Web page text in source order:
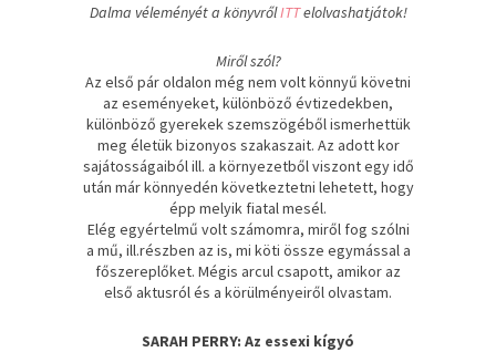
Dalma véleményét a könyvrőlITTelolvashatjátok!
Miről szól?
Az első pár oldalon még nem volt könnyű követni
az eseményeket, különböző évtizedekben,
különböző gyerekek szemszögéből ismerhettük
meg életük bizonyos szakaszait. Az adott kor
sajátosságaiból ill. a környezetből viszont egy idő
után már könnyedén következtetni lehetett, hogy
épp melyik fiatal mesél.
Elég egyértelmű volt számomra, miről fog szólni
a mű, ill.részben az is, mi köti össze egymással a
főszereplőket. Mégis arcul csapott, amikor az
első aktusról és a körülményeiről olvastam.
SARAH PERRY: Az essexi kígyó